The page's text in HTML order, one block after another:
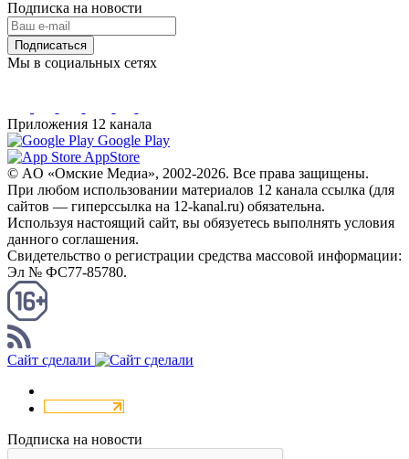
Подписка на новости
Подписаться
Мы в социальных сетях
Приложения 12 канала
Google Play
AppStore
© AO «Омские Медиа», 2002-2026. Все права защищены.
При любом использовании материалов 12 канала ссылка (для
сайтов — гиперссылка на 12-kanal.ru) обязательна.
Используя настоящий сайт, вы обязуетесь выполнять условия
данного соглашения.
Свидетельство о регистрации средства массовой информации:
Эл № ФС77-85780.
Сайт сделали
Подписка на новости